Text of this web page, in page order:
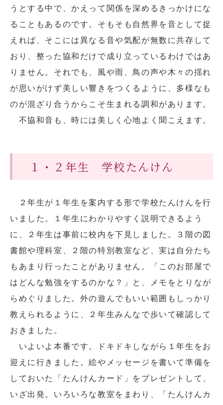
うとする中で、かえって関係を深めるきっかけにな
ることもあるのです。そもそも自然界を音として捉
えれば、そこには異なる音や気配が無数に共存して
おり、整った協和だけで成り立っているわけではあ
りません。それでも、風や雨、鳥の声や木々の揺れ
が思いがけず美しい響きをつくるように、多様なも
のが混ざり合うからこそ生まれる調和があります。
不協和音も、時には美しく心地よく聞こえます。
１・２年生 学校たんけん
２年生が１年生を案内する形で学校たんけんを行
いました。１年生にわかりやすく説明できるよう
に、２年生は事前に校内を下見しました。３階の図
書館や理科室、２階の特別教室など、実は自分たち
もあまり行ったことがありません。「このお部屋で
はどんな勉強をするのかな？」と、メモをとりなが
らめぐりました。外の遊んでもいい範囲もしっかり
教えられるように、２年生みんなで歩いて確認して
おきました。
いよいよ本番です。ドキドキしながら１年生をお
迎えに行きました。絵やメッセージを書いて準備を
しておいた「たんけんカード」をプレゼントして、
いざ出発。いろいろな教室をまわり、「たんけんカ